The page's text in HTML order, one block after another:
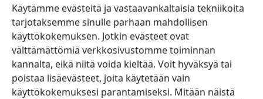
Käytämme evästeitä ja vastaavankaltaisia tekniikoita
tarjotaksemme sinulle parhaan mahdollisen
käyttökokemuksen. Jotkin evästeet ovat
välttämättömiä verkkosivustomme toiminnan
kannalta, eikä niitä voida kieltää. Voit hyväksyä tai
poistaa lisäevästeet, joita käytetään vain
käyttökokemuksesi parantamiseksi. Mitään näistä
(avaa
uuden
ikkunan)Vartiotornin VERKKOKIRJASTO
(avaa
uuden
ikkunan)JW Hub ®
(avaa
uuden
ikkunan)
®